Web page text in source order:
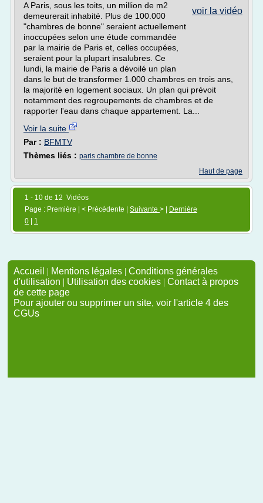
voir la vidéo
A Paris, sous les toits, un million de m2
demeurerait inhabité. Plus de 100.000
"chambres de bonne" seraient actuellement
inoccupées selon une étude commandée
par la mairie de Paris et, celles occupées,
seraient pour la plupart insalubres. Ce
lundi, la mairie de Paris a dévoilé un plan
dans le but de transformer 1.000 chambres en trois ans,
la majorité en logement sociaux. Un plan qui prévoit
notamment des regroupements de chambres et de
rapporter l'eau dans chaque appartement. La...
Voir la suite
Par : BFMTV
Thèmes liés : paris chambre de bonne
Haut de page
1 - 10 de 12 Vidéos
Page : Première | < Précédente | Suivante > |
Dernière
0
1
Accueil | Mentions légales | Conditions générales
d'utilisation | Utilisation des cookies | Contact à propos
de cette page
Pour ajouter ou supprimer un site, voir l'article 4 des
CGUs